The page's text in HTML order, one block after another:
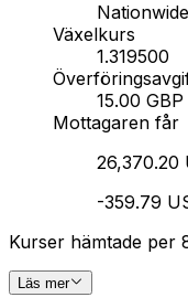
Nationwide
Växelkurs
1.319500
15.00 GBP
Mottagaren får
26,370.20
-359.79
Kurser hämtade per
Läs mer